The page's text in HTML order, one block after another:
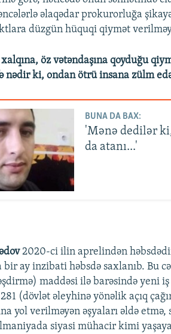
əlaqədar prokurorluğa
düzgün hüquqi qiymət
öz vətəndaşına qoyduğu
nədir ki, ondan ötrü insana zülm
BUNA DA BAX:
'Mənə dedilər
da atanı...'
2020-ci ilin aprelindən
ay inzibati həbsdə saxlanıb. Bu
maddəsi ilə barəsində yeni iş
(dövlət əleyhinə yönəlik açıq
yol verilməyən əşyaları əldə
siyasi mühacir kimi